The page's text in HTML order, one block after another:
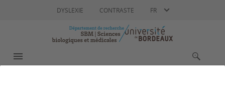
DYSLEXIE CONTRASTE FR
MENU RECHERCHE